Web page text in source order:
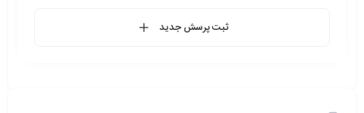
ثبت پرسش جدید